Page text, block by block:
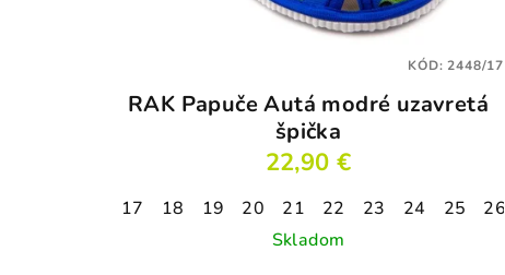
RAK Papuče Autá modré uzavretá
špička
22,90 €
17 18 19 20 21 22 23 24 25 26
Skladom
KÓD:2448/17